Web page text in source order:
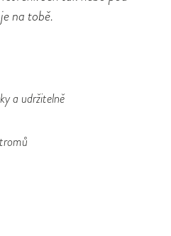
na tobě.
a udržitelně